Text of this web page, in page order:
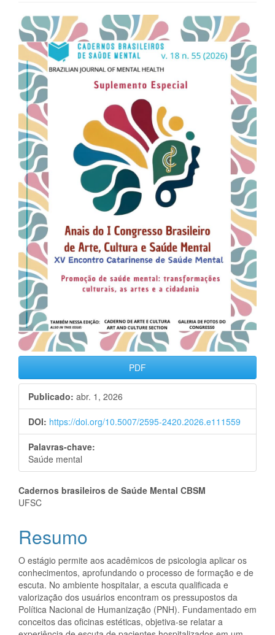
Barra
lateral
de
artigos
PDF
Publicado: abr. 1, 2026
DOI: https://doi.org/10.5007/2595-2420.2026.e111559
Palavras-chave:
Saúde mental
Conteúdo
artigo
principal
Cadernos brasileiros de Saúde Mental CBSM
UFSC
Resumo
O estágio permite aos acadêmicos de psicologia aplicar os
conhecimentos, aprofundando o processo de formação e de
escuta. No ambiente hospitalar, a escuta qualificada e
valorização dos usuários encontram os pressupostos da
Política Nacional de Humanização (PNH). Fundamentado em
conceitos das oficinas estéticas, objetiva-se relatar a